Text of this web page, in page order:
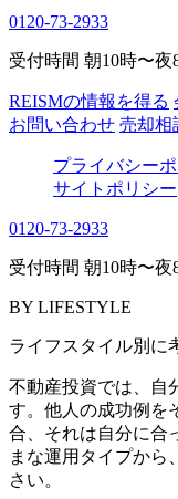
0120-73-2933
受付時間 朝10時〜夜
REISMの情報を得る
お問い合わせ 売却相
プライバシー
サイトポリシー
0120-73-2933
受付時間 朝10時〜夜
BY LIFESTYLE
ライフスタイル別に
不動産投資では、自
す。他人の成功例を
合、それは自分に合
まな運用タイプから
さい。